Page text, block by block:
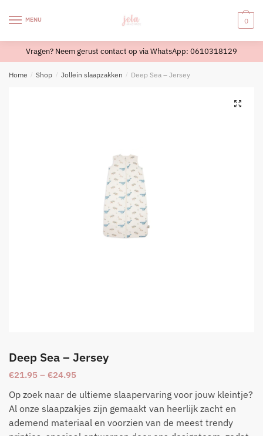
MENU 0
Vragen? Neem gerust contact op via WhatsApp: 0610318129
Home / Shop / Jollein slaapzakken / Deep Sea – Jersey
Deep Sea – Jersey
€21.95 – €24.95
Op zoek naar de ultieme slaapervaring voor jouw kleintje?
Al onze slaapzakjes zijn gemaakt van heerlijk zacht en
ademend materiaal en voorzien van de meest trendy